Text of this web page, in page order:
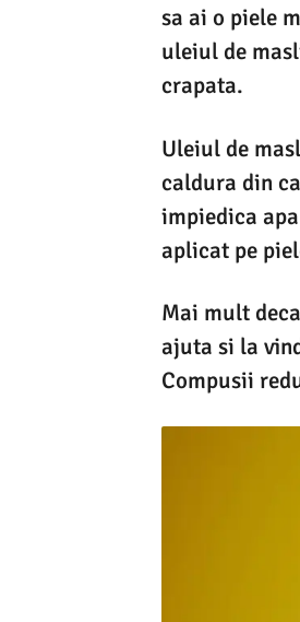
sa ai o piele
uleiul de
crapata.
Uleiul de
caldura din
impiedica
aplicat pe
Mai mult
ajuta si la
Compusii